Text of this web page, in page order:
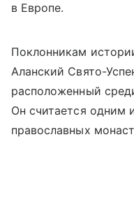
в Европе.
Поклонникам
Аланский Свято-
расположенный
Он считается одним
православных